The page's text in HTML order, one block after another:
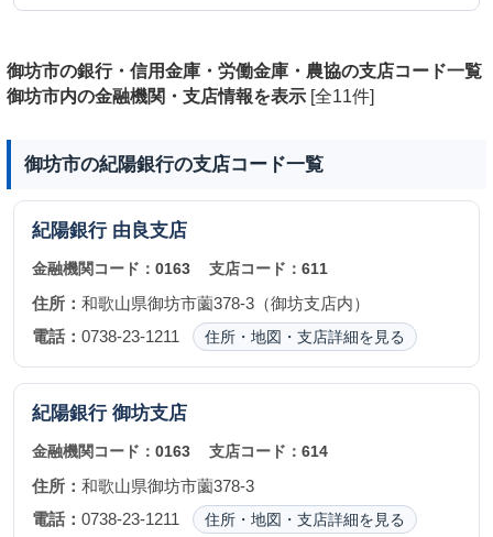
御坊市の銀行・信用金庫・労働金庫・農協の支店コード一覧
御坊市内の金融機関・支店情報を表示 [全11件]
御坊市の紀陽銀行の支店コード一覧
紀陽銀行 由良支店
金融機関コード： 0163 支店コード：611
住所： 和歌山県御坊市薗378-3（御坊支店内）
電話： 0738-23-1211 住所・地図・支店詳細を見る
紀陽銀行 御坊支店
金融機関コード： 0163 支店コード：614
住所： 和歌山県御坊市薗378-3
電話： 0738-23-1211 住所・地図・支店詳細を見る